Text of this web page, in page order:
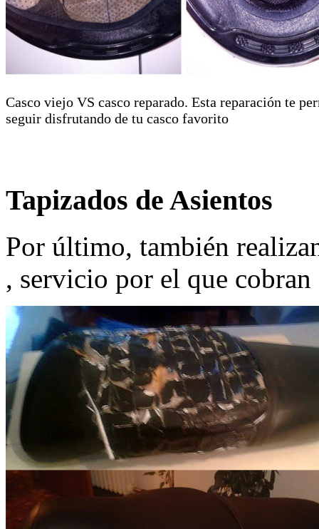
Casco viejo VS casco reparado. Esta reparación te
seguir disfrutando de tu casco favorito
Tapizados de Asientos
Por último, también
, servicio por el que cobran